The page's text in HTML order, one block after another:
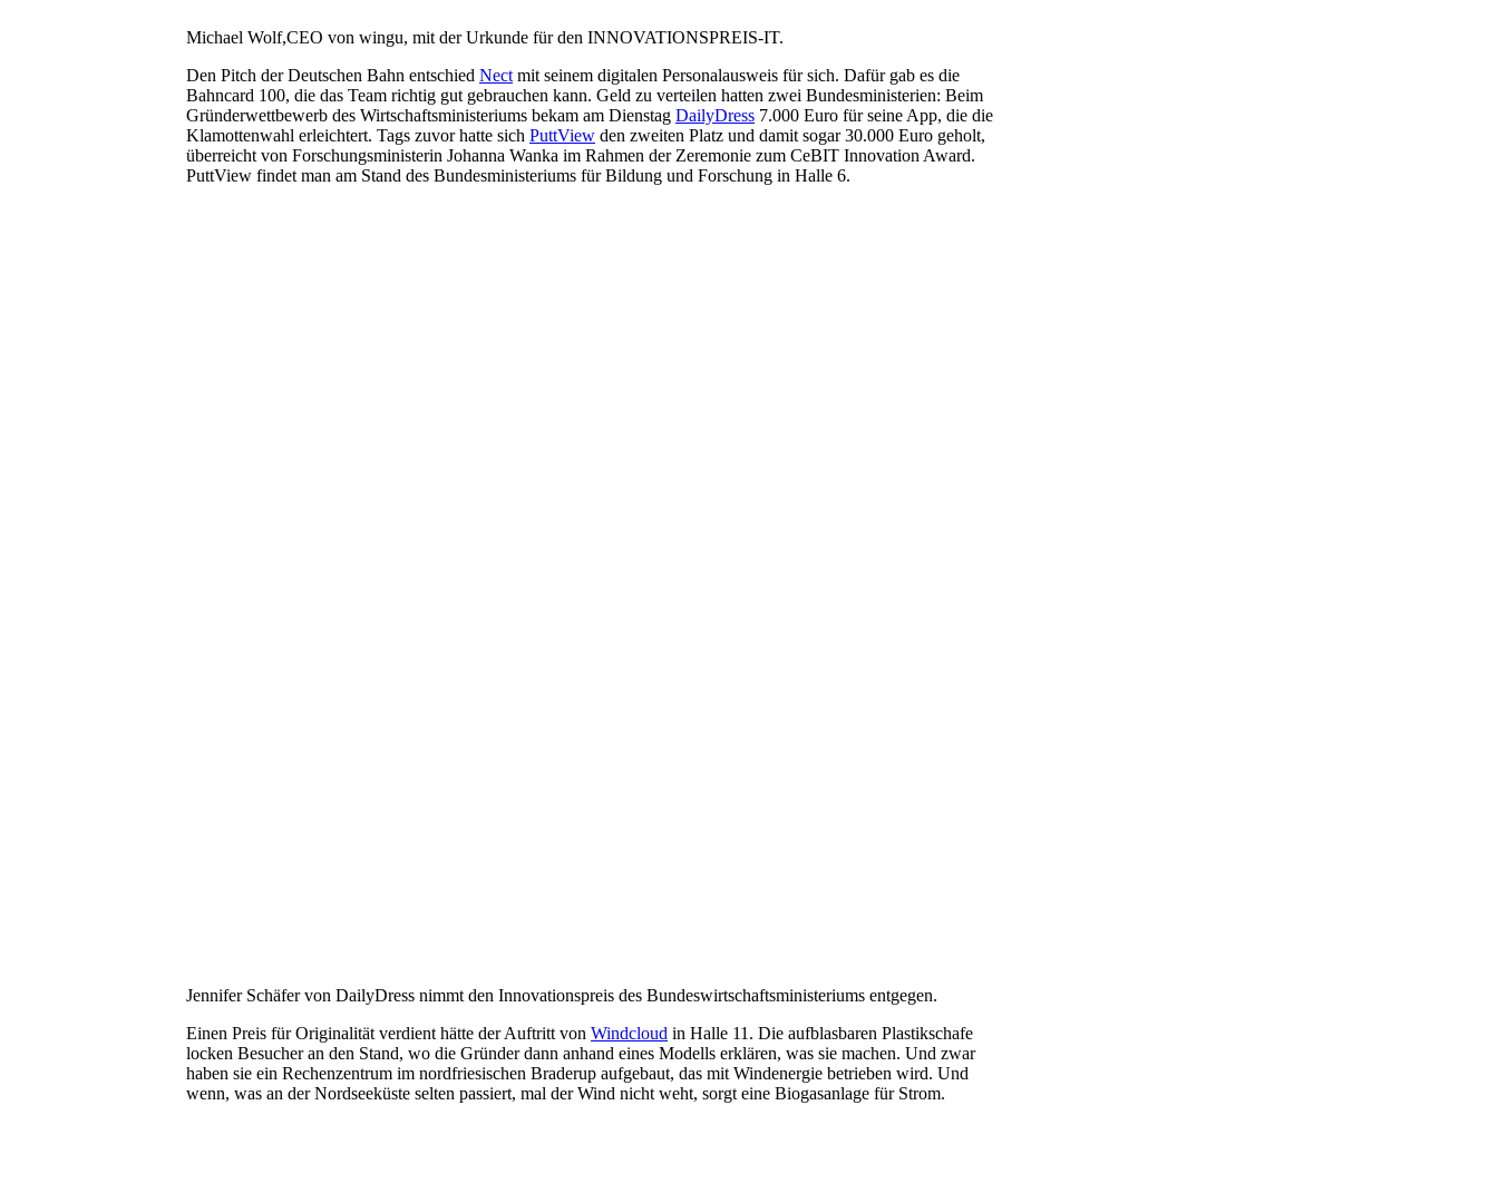
Michael Wolf,CEO von wingu, mit der Urkunde für den INNOVATIONSPREIS-IT.
Den Pitch der Deutschen Bahn entschied Nect mit seinem digitalen Personalausweis für sich. Dafür gab es die
Bahncard 100, die das Team richtig gut gebrauchen kann. Geld zu verteilen hatten zwei Bundesministerien: Beim
Gründerwettbewerb des Wirtschaftsministeriums bekam am Dienstag DailyDress 7.000 Euro für seine App, die die
Klamottenwahl erleichtert. Tags zuvor hatte sich PuttView den zweiten Platz und damit sogar 30.000 Euro geholt,
überreicht von Forschungsministerin Johanna Wanka im Rahmen der Zeremonie zum CeBIT Innovation Award.
PuttView findet man am Stand des Bundesministeriums für Bildung und Forschung in Halle 6.
Jennifer Schäfer von DailyDress nimmt den Innovationspreis des Bundeswirtschaftsministeriums entgegen.
Einen Preis für Originalität verdient hätte der Auftritt von Windcloud in Halle 11. Die aufblasbaren Plastikschafe
locken Besucher an den Stand, wo die Gründer dann anhand eines Modells erklären, was sie machen. Und zwar
haben sie ein Rechenzentrum im nordfriesischen Braderup aufgebaut, das mit Windenergie betrieben wird. Und
wenn, was an der Nordseeküste selten passiert, mal der Wind nicht weht, sorgt eine Biogasanlage für Strom.